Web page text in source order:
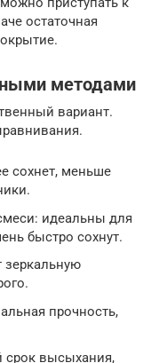
остаточная
методами
вариант.
сохнет, меньше
идеальны для
быстро сохнут.
прочность,
срок высыхания,